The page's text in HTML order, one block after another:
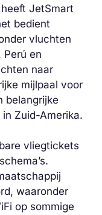
JetSmart
bedient
vluchten
Perú en
naar
mijlpaal voor
belangrijke
Zuid-Amerika.
vliegtickets
waaronder
op sommige